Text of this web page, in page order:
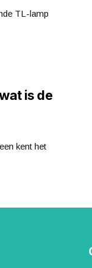
TL-lamp
is de
kent het